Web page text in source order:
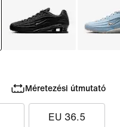
Méretezési útmutató
EU 36.5